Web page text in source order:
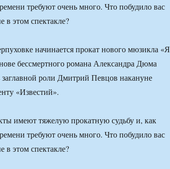
требуют очень много. Что побудило вас
в этом спектакле?
начинается прокат нового мюзикла «Я
бессмертного романа Александра Дюма
роли Дмитрий Певцов накануне
«Известий».
имеют тяжелую прокатную судьбу и, как
требуют очень много. Что побудило вас
в этом спектакле?